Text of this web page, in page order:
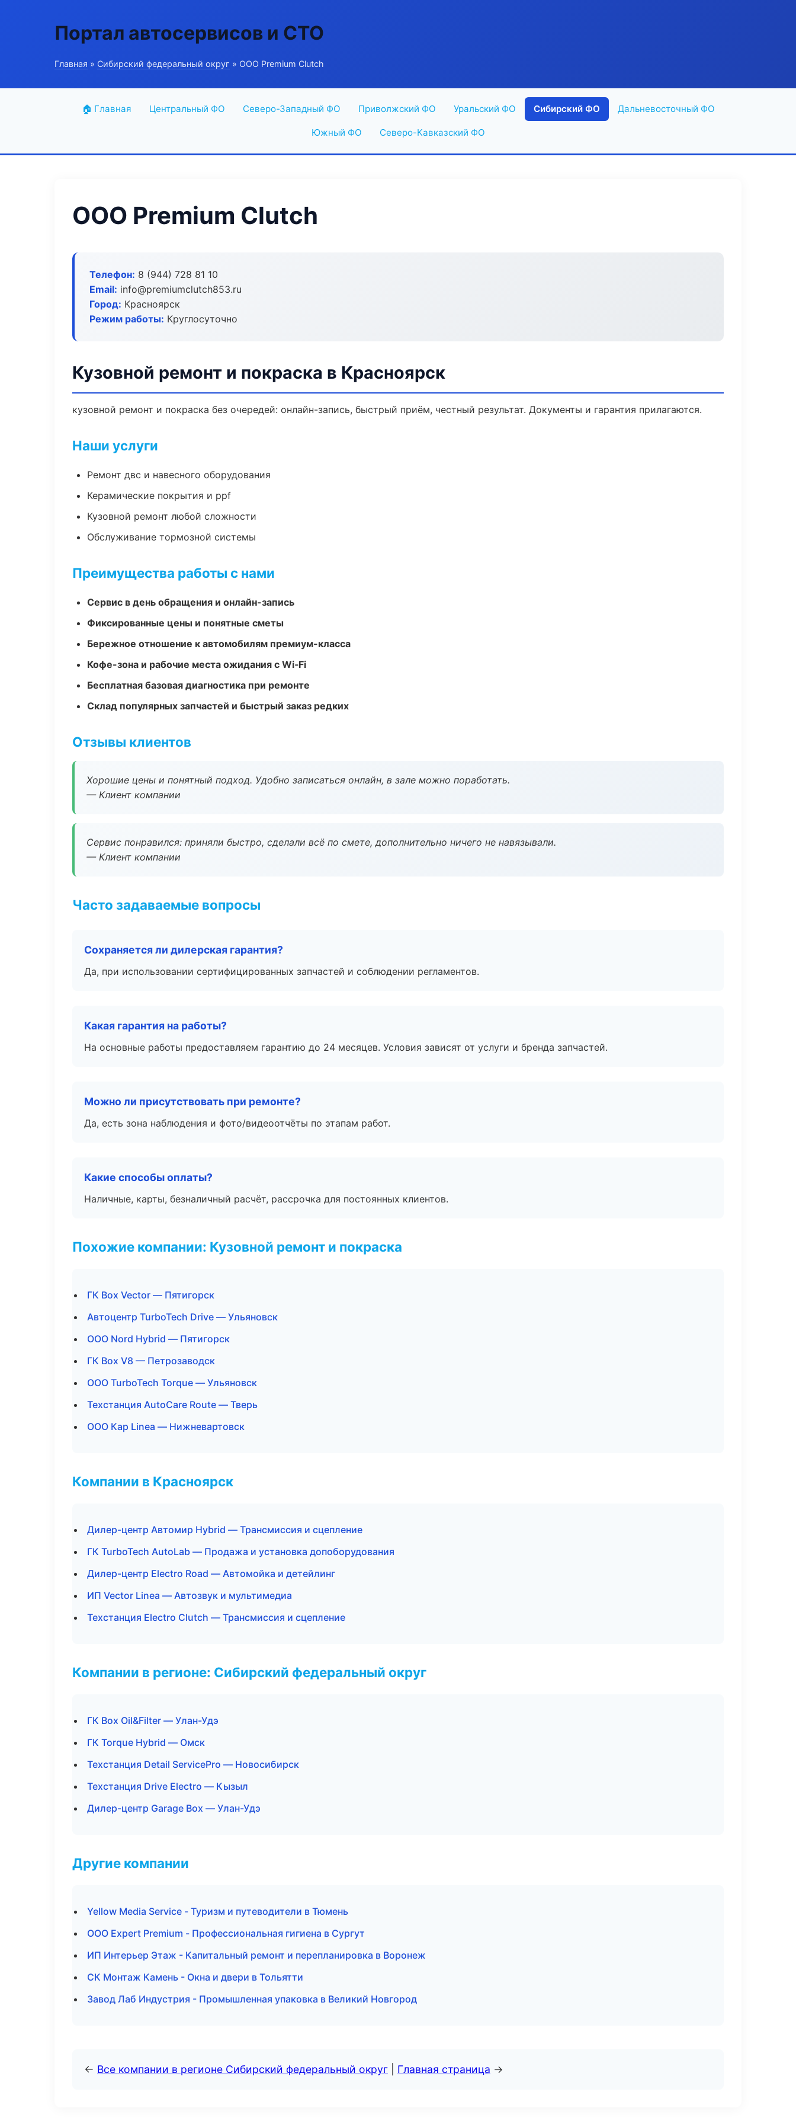
Портал автосервисов и СТО
Главная » Сибирский федеральный округ » ООО Premium Clutch
🏠 Главная Центральный ФО Северо-Западный ФО Приволжский ФО Уральский ФО Сибирский ФО Дальневосточный ФО
Южный ФО Северо-Кавказский ФО
ООО Premium Clutch
Телефон: 8 (944) 728 81 10
Email: info@premiumclutch853.ru
Город: Красноярск
Режим работы: Круглосуточно
Кузовной ремонт и покраска в Красноярск
кузовной ремонт и покраска без очередей: онлайн-запись, быстрый приём, честный результат. Документы и гарантия прилагаются.
Наши услуги
Ремонт двс и навесного оборудования
Керамические покрытия и ppf
Кузовной ремонт любой сложности
Обслуживание тормозной системы
Преимущества работы с нами
Сервис в день обращения и онлайн-запись
Фиксированные цены и понятные сметы
Бережное отношение к автомобилям премиум-класса
Кофе-зона и рабочие места ожидания с Wi‑Fi
Бесплатная базовая диагностика при ремонте
Склад популярных запчастей и быстрый заказ редких
Отзывы клиентов
Хорошие цены и понятный подход. Удобно записаться онлайн, в зале можно поработать.
— Клиент компании
Сервис понравился: приняли быстро, сделали всё по смете, дополнительно ничего не навязывали.
— Клиент компании
Часто задаваемые вопросы
Сохраняется ли дилерская гарантия?
Да, при использовании сертифицированных запчастей и соблюдении регламентов.
Какая гарантия на работы?
На основные работы предоставляем гарантию до 24 месяцев. Условия зависят от услуги и бренда запчастей.
Можно ли присутствовать при ремонте?
Да, есть зона наблюдения и фото/видеоотчёты по этапам работ.
Какие способы оплаты?
Наличные, карты, безналичный расчёт, рассрочка для постоянных клиентов.
Похожие компании: Кузовной ремонт и покраска
ГК Box Vector — Пятигорск
Автоцентр TurboTech Drive — Ульяновск
ООО Nord Hybrid — Пятигорск
ГК Box V8 — Петрозаводск
ООО TurboTech Torque — Ульяновск
Техстанция AutoCare Route — Тверь
ООО Кар Linea — Нижневартовск
Компании в Красноярск
Дилер-центр Автомир Hybrid — Трансмиссия и сцепление
ГК TurboTech AutoLab — Продажа и установка допоборудования
Дилер-центр Electro Road — Автомойка и детейлинг
ИП Vector Linea — Автозвук и мультимедиа
Техстанция Electro Clutch — Трансмиссия и сцепление
Компании в регионе: Сибирский федеральный округ
ГК Box Oil&Filter — Улан-Удэ
ГК Torque Hybrid — Омск
Техстанция Detail ServicePro — Новосибирск
Техстанция Drive Electro — Кызыл
Дилер-центр Garage Box — Улан-Удэ
Другие компании
Yellow Media Service - Туризм и путеводители в Тюмень
ООО Expert Premium - Профессиональная гигиена в Сургут
ИП Интерьер Этаж - Капитальный ремонт и перепланировка в Воронеж
СК Монтаж Камень - Окна и двери в Тольятти
Завод Лаб Индустрия - Промышленная упаковка в Великий Новгород
← Все компании в регионе Сибирский федеральный округ Главная страница →